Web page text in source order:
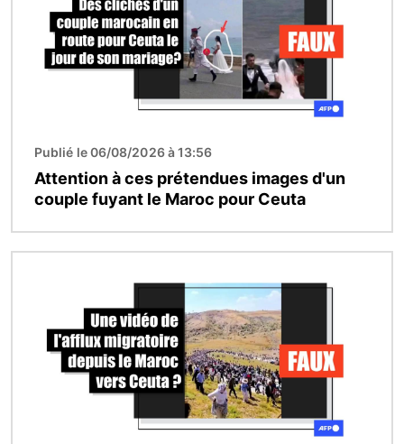
Publié le 06/08/2026 à 13:56
Attention à ces prétendues images d'un
couple fuyant le Maroc pour Ceuta